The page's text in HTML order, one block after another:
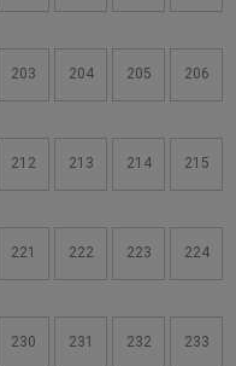
203 204 205 206
212 213 214 215
221 222 223 224
230 231 232 233